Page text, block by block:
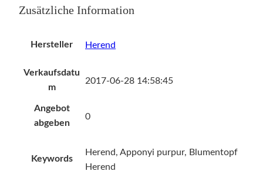
Zusätzliche Information
Hersteller Herend
Verkaufsdatu
m
2017-06-28 14:58:45
Angebot
abgeben
0
Keywords
Herend, Apponyi purpur, Blumentopf
Herend